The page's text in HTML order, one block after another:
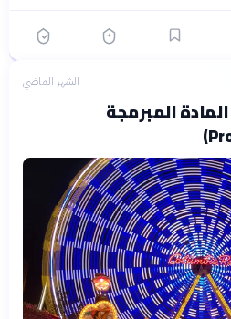
الشهر الماضي
المبرمجة